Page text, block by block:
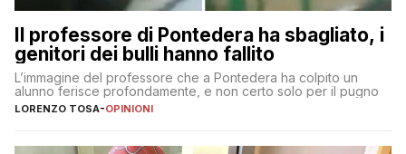
Il professore di Pontedera ha sbagliato, i
genitori dei bulli hanno fallito
L’immagine del professore che a Pontedera ha colpito un
alunno ferisce profondamente, e non certo solo per il pugno
LORENZO TOSA-OPINIONI